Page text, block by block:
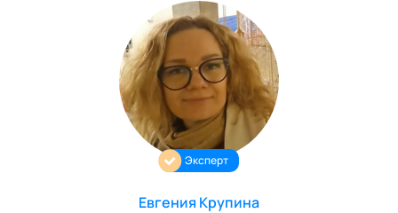
Эксперт
Евгения Крупина